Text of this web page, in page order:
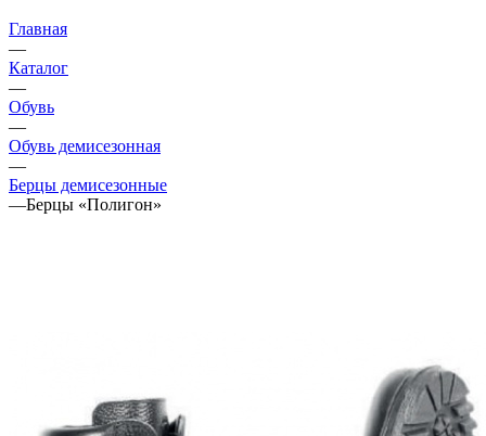
Главная
—
Каталог
—
Обувь
—
Обувь демисезонная
—
Берцы демисезонные
—Берцы «Полигон»